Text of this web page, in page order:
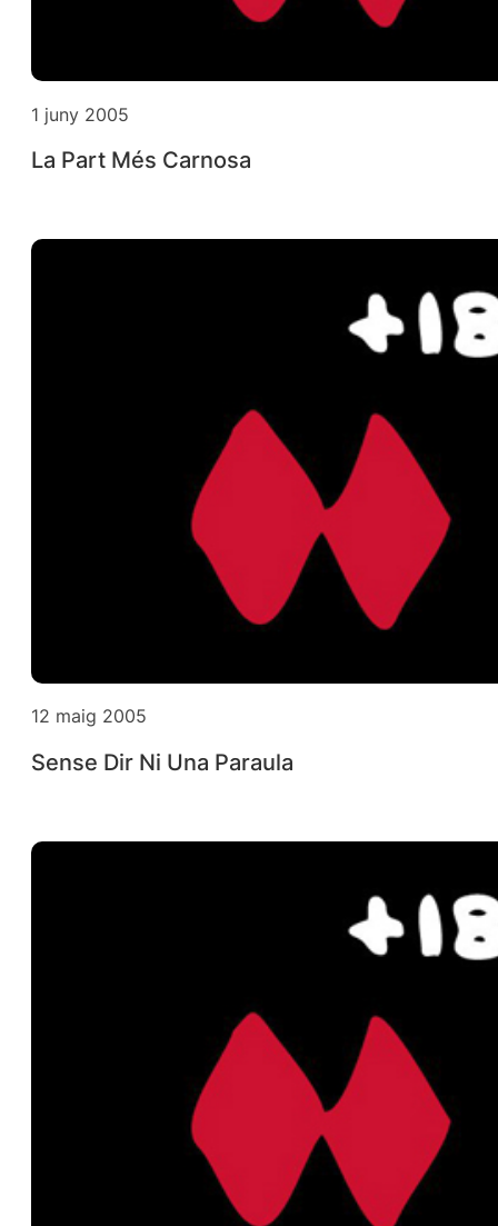
1 juny 2005
La Part Més Carnosa
12 maig 2005
Sense Dir Ni Una Paraula